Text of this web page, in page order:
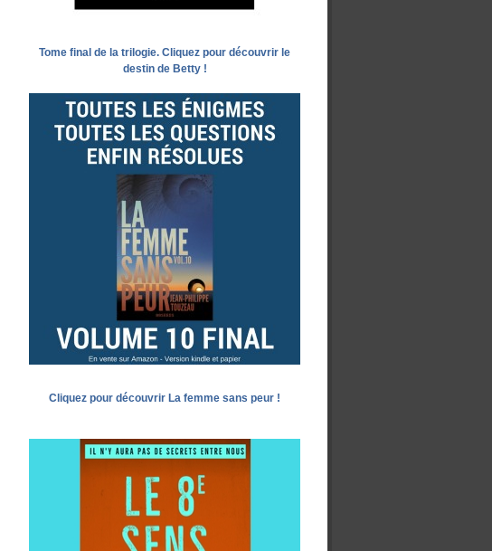
Tome final de la trilogie. Cliquez pour découvrir le
destin de Betty !
Cliquez pour découvrir La femme sans peur !